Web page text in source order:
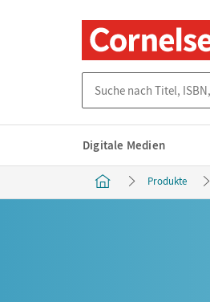
Digitale Medien
Produkte